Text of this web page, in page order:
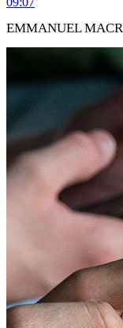
EMMANUEL